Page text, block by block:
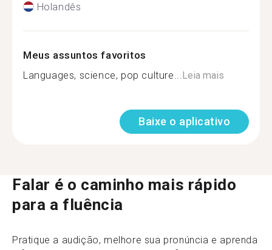
Holandês
Meus assuntos favoritos
Languages, science, pop culture... Leia mais
Baixe o aplicativo
Falar é o caminho mais rápido
para a fluência
Pratique a audição, melhore sua pronúncia e aprenda